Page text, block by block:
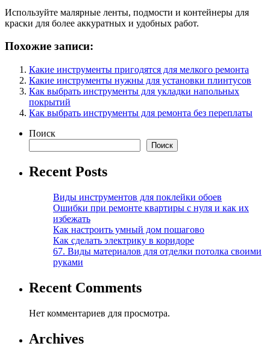
Используйте малярные ленты, подмости и контейнеры для
краски для более аккуратных и удобных работ.
Похожие записи:
Какие инструменты пригодятся для мелкого ремонта
Какие инструменты нужны для установки плинтусов
Как выбрать инструменты для укладки напольных
покрытий
Как выбрать инструменты для ремонта без переплаты
Поиск
Поиск
Recent Posts
Виды инструментов для поклейки обоев
Ошибки при ремонте квартиры с нуля и как их
избежать
Как настроить умный дом пошагово
Как сделать электрику в коридоре
67. Виды материалов для отделки потолка своими
руками
Recent Comments
Нет комментариев для просмотра.
Archives